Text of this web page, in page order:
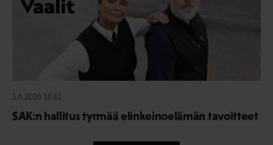
1.6.2026 13:41
SAK:n hallitus tyrmää elinkeinoelämän tavoitteet